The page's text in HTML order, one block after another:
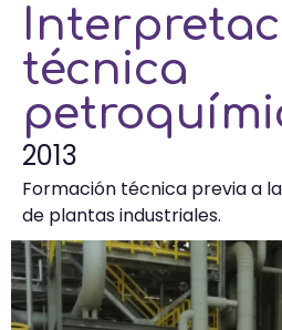
técnica
2013
Formación técnica previa a
de plantas industriales.